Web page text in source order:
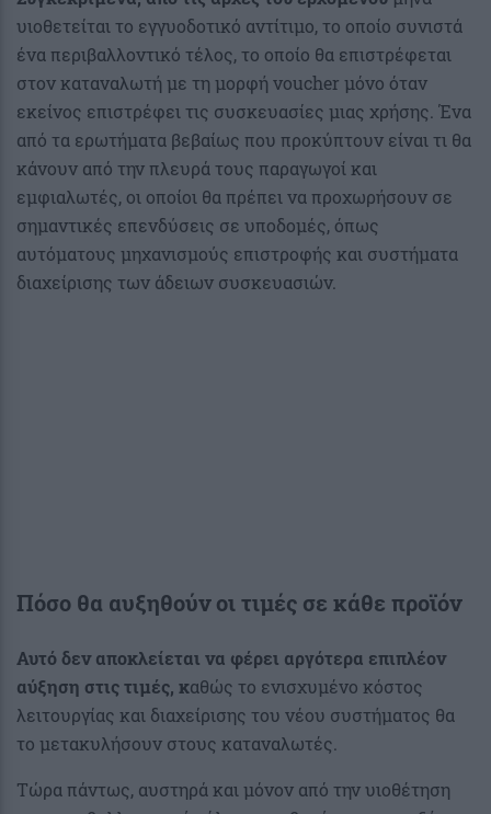
υιοθετείται το εγγυοδοτικό αντίτιμο, το οποίο συνιστά
ένα περιβαλλοντικό τέλος, το οποίο θα επιστρέφεται
στον καταναλωτή με τη μορφή voucher μόνο όταν
εκείνος επιστρέφει τις συσκευασίες μιας χρήσης. Ένα
από τα ερωτήματα βεβαίως που προκύπτουν είναι τι θα
κάνουν από την πλευρά τους παραγωγοί και
εμφιαλωτές, οι οποίοι θα πρέπει να προχωρήσουν σε
σημαντικές επενδύσεις σε υποδομές, όπως
αυτόματους μηχανισμούς επιστροφής και συστήματα
διαχείρισης των άδειων συσκευασιών.
Πόσο θα αυξηθούν οι τιμές σε κάθε προϊόν
Αυτό δεν αποκλείεται να φέρει αργότερα επιπλέον
αύξηση στις τιμές, καθώς το ενισχυμένο κόστος
λειτουργίας και διαχείρισης του νέου συστήματος θα
το μετακυλήσουν στους καταναλωτές.
Τώρα πάντως, αυστηρά και μόνον από την υιοθέτηση